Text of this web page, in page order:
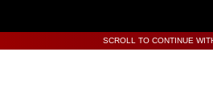
SCROLL TO CONTINUE